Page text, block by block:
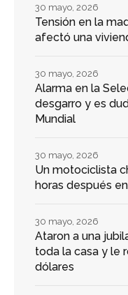
Tensión en la
afectó una
30 mayo, 2026
Alarma en la
desgarro y es
Mundial
30 mayo, 2026
Un motociclista
horas después
30 mayo, 2026
Ataron a una
toda la casa y le
dólares
30 mayo, 2026